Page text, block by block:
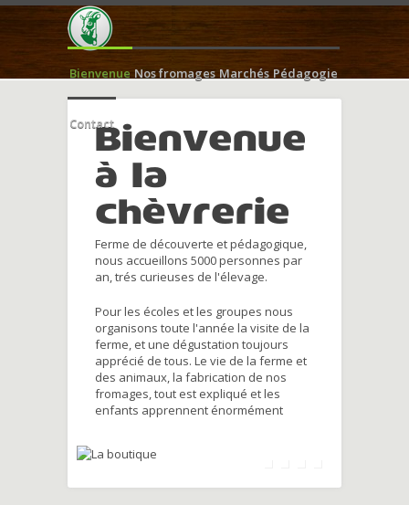
Bienvenue Nos fromages Marchés Pédagogie
ContactBienvenue
à la
chèvrerie
Ferme de découverte et pédagogique,
nous accueillons 5000 personnes par
an, trés curieuses de l'élevage.
Pour les écoles et les groupes nous
organisons toute l'année la visite de la
ferme, et une dégustation toujours
apprécié de tous. Le vie de la ferme et
des animaux, la fabrication de nos
fromages, tout est expliqué et les
enfants apprennent énormément